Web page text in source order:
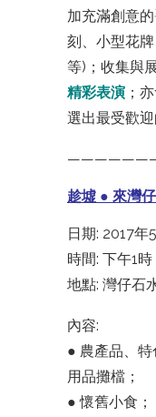
加充滿創意的
刻、小型花
等)；收集與
精彩表演 ；
選出最受歡迎
趁墟 ● 來灣
日期: 2017年
時間: 下午1
地點: 灣仔石
內容:
● 農產品、
用品攤檔；
● 懷舊小食；